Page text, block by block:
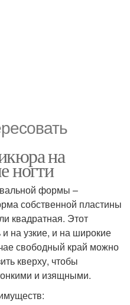
на
ногти
формы –
собственной пластины
квадратная. Этот
на узкие, и на широкие
свободный край можно
кверху, чтобы
и изящными.